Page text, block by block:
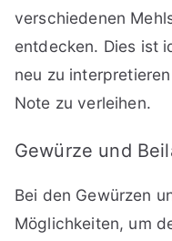
verschiedenen
entdecken. Dies ist
neu zu
Note zu verleihen.
Gewürze und
Bei den Gewürzen
Möglichkeiten, um